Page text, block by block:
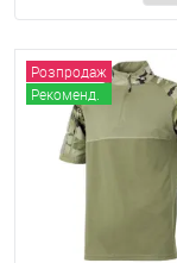
Розпродаж
Рекоменд.